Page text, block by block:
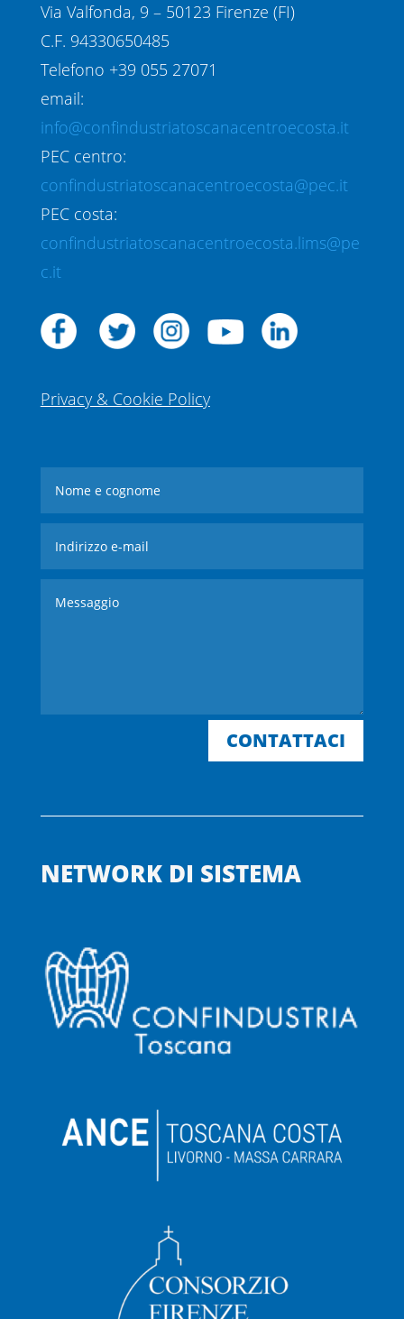
Via Valfonda, 9 – 50123 Firenze (FI)
C.F. 94330650485
Telefono +39 055 27071
email:
info@confindustriatoscanacentroecosta.it
PEC centro:
confindustriatoscanacentroecosta@pec.it
PEC costa:
confindustriatoscanacentroecosta.lims@pe
c.it
Privacy & Cookie Policy
CONTATTACI
NETWORK DI SISTEMA